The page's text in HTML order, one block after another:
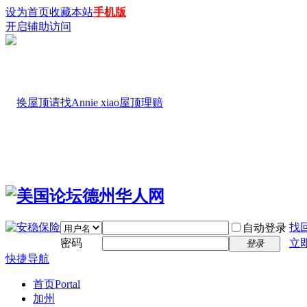
设为首页收藏本站手机版
开启辅助访问
自动登录 找
密码
登录
立
快捷导航
首页Portal
加州